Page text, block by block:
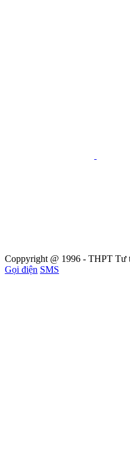
Coppyright @ 1996 - THPT
Gọi điện SMS